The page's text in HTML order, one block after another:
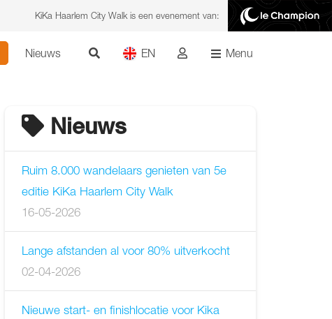
KiKa Haarlem City Walk is een evenement van:
Nieuws EN Menu
Nieuws
Ruim 8.000 wandelaars genieten van 5e
editie KiKa Haarlem City Walk
16-05-2026
Lange afstanden al voor 80% uitverkocht
02-04-2026
Nieuwe start- en finishlocatie voor Kika